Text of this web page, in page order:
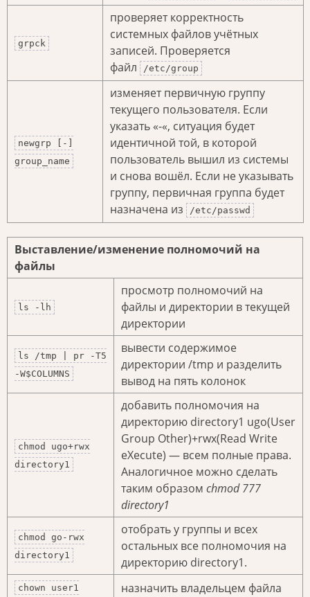
grpck
проверяет корректность
системных файлов учётных
записей. Проверяется
файл
/etc/group
newgrp [-]
group_name
изменяет первичную группу
текущего пользователя. Если
указать «-«, ситуация будет
идентичной той, в которой
пользователь вышил из системы
и снова вошёл. Если не указывать
группу, первичная группа будет
назначена из
/etc/passwd
Выставление/изменение полномочий на
файлы
ls -lh
просмотр полномочий на
файлы и директории в текущей
директории
ls /tmp | pr -T5
-W$COLUMNS
вывести содержимое
директории /tmp и разделить
вывод на пять колонок
chmod ugo+rwx
directory1
добавить полномочия на
директорию directory1 ugo(User
Group Other)+rwx(Read Write
eXecute) — всем полные права.
Аналогичное можно сделать
таким образом chmod 777
directory1
chmod go-rwx
directory1
отобрать у группы и всех
остальных все полномочия на
директорию directory1.
chown user1
назначить владельцем файла